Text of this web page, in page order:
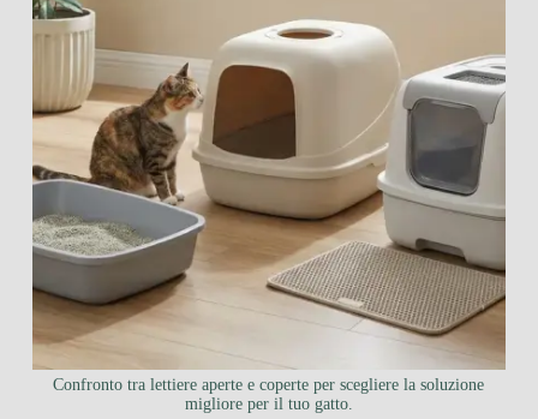
Confronto tra lettiere aperte e coperte per scegliere la soluzione
migliore per il tuo gatto.